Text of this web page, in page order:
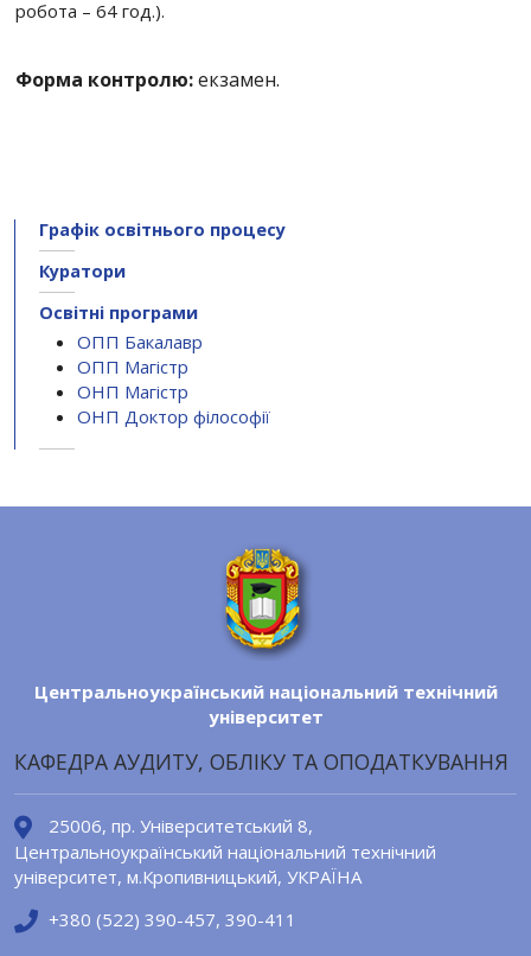
робота – 64 год.).
Форма контролю:екзамен.
Графік освітнього процесу
Куратори
Освітні програми
ОПП Бакалавр
ОПП Магістр
ОНП Магістр
ОНП Доктор філософії
Центральноукраїнський національний технічний
університет
КАФЕДРА АУДИТУ, ОБЛІКУ ТА ОПОДАТКУВАННЯ
25006, пр. Університетський 8,
Центральноукраїнський національний технічний
університет, м.Кропивницький, УКРАЇНА
+380 (522) 390-457, 390-411